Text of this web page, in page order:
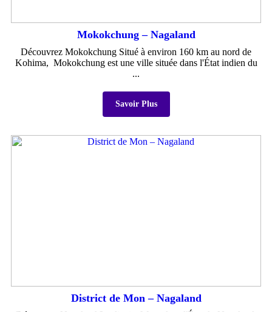
Mokokchung – Nagaland
Découvrez Mokokchung Situé à environ 160 km au nord de
Kohima, Mokokchung est une ville située dans l'État indien du
...
Savoir Plus
District de Mon – Nagaland